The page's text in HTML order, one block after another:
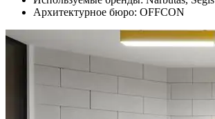
Архитектурное бюро: OFFCON